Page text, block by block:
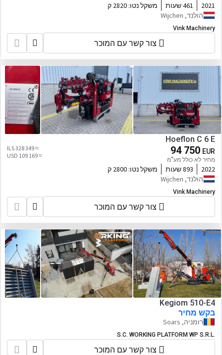
2021 461 שעות משקל נטו: 2820 ק
הולנד, Wijchen
Vink Machinery
צור קשר עם המוכר
Hoeflon C 6 E
94 750 EUR
מחיר לא כולל מע"מ
≈ 328 349 ILS
≈ 109 169 USD
2022 893 שעות משקל נטו: 2800 ק
הולנד, Wijchen
Vink Machinery
צור קשר עם המוכר
Kegiom 510-E4
בקש מחיר
רומניה, Soars
S.C. WORKING PLATFORM WP S.R.L.
צור קשר עם המוכר